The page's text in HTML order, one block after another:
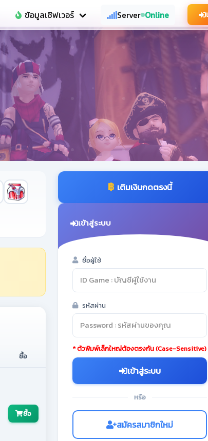
ข้อมูลเซิฟเวอร์ Server Online
ซื้อ
ซื้อ
฿ เติมเงินกดตรงนี้
เข้าสู่ระบบ
ชื่อผู้ใช้
รหัสผ่าน
* ตัวพิมพ์เล็กใหญ่ต้องตรงกัน (Case-Sensitive)
เข้าสู่ระบบ
หรือ
สมัครสมาชิกใหม่